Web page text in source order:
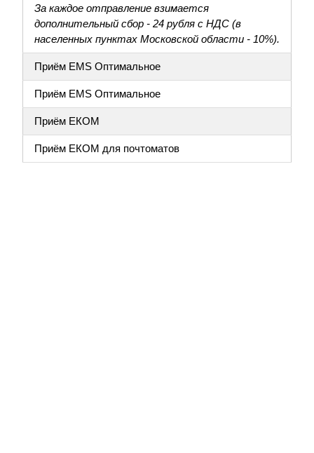
За каждое отправление взимается
дополнительный сбор - 24 рубля с НДС (в
населенных пунктах Московской области - 10%).
Приём EMS Оптимальное
Приём EMS Оптимальное
Приём ЕКОМ
Приём ЕКОМ для почтоматов